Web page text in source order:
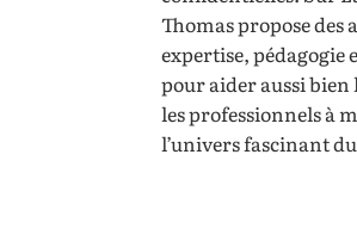
Thomas propose des
expertise, pédagogie
pour aider aussi bien
les professionnels à
l’univers fascinant